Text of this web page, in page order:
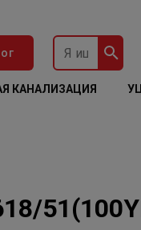
КАНАЛИЗАЦИЯ